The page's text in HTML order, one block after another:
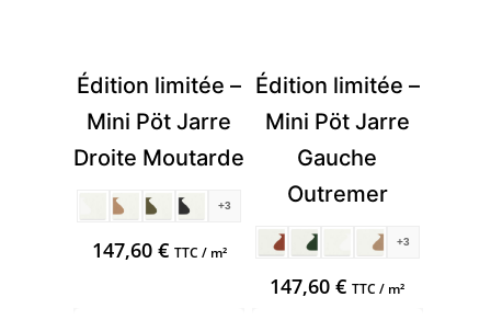
Édition limitée –
Mini Pöt Jarre
Droite Moutarde
+3
147,60 € TTC / m²
Édition limitée –
Mini Pöt Jarre
Gauche
Outremer
+3
147,60€ TTC / m²